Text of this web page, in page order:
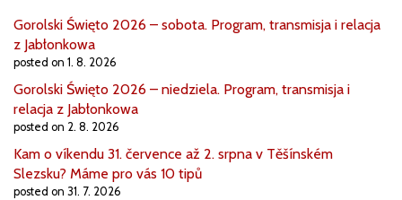
Gorolski Święto 2026 – sobota. Program, transmisja i relacja
z Jabłonkowa
posted on 1. 8. 2026
Gorolski Święto 2026 – niedziela. Program, transmisja i
relacja z Jabłonkowa
posted on 2. 8. 2026
Kam o víkendu 31. července až 2. srpna v Těšínském
Slezsku? Máme pro vás 10 tipů
posted on 31. 7. 2026